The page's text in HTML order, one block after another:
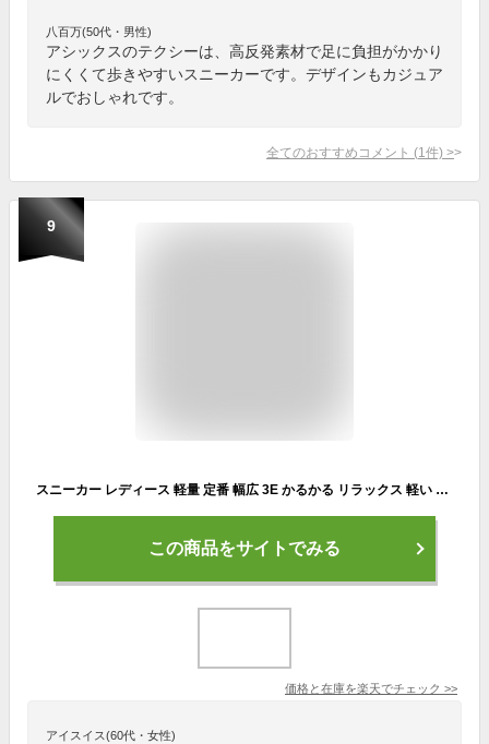
八百万(50代・男性)
アシックスのテクシーは、高反発素材で足に負担がかかり
にくくて歩きやすいスニーカーです。デザインもカジュア
ルでおしゃれです。
全てのおすすめコメント (1 件) >
9
スニーカー レディース 軽量 定番 幅広 3E かるかる リラックス 軽い 歩きやすい 履きやすい かかとが踏める 2way 疲れにくい クッション 滑りにくい グリップ ウォーキングシューズ メッシュ オフィスシューズ 阪神素地 LC3916 レディースシューズ
この商品をサイトでみる
価格と在庫を楽天でチェック >>
アイスイス(60代・女性)